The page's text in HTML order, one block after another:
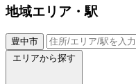
地域エリア・駅
豊中市
エリアから探す